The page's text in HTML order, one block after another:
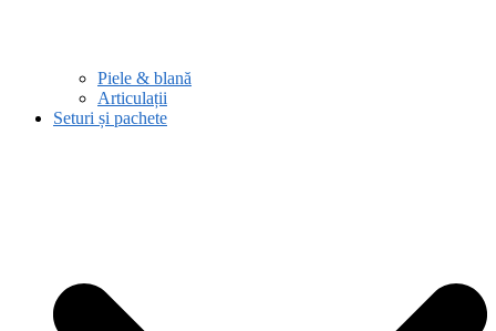
Piele & blană
Articulații
Seturi și pachete